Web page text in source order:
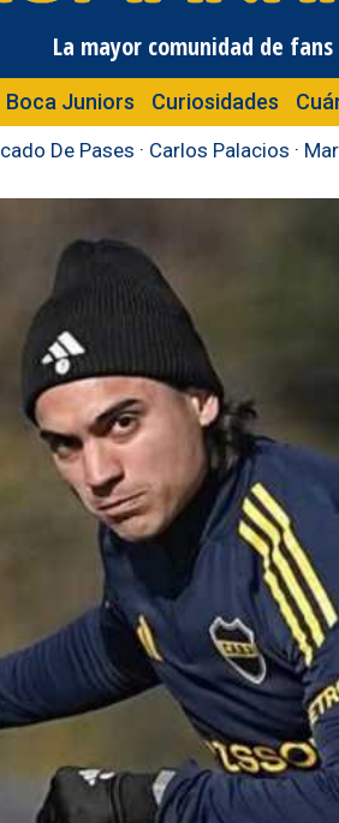
La mayor comunidad de
Boca Juniors Curiosidades
De Pases · Carlos Palacios ·